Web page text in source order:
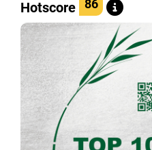
Hotscore 86